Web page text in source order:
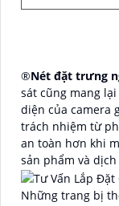
®️Nét đặt trưng
sát cũng mang
diện của camera
trách nhiệm từ
an toàn hơn khi
sản phẩm và
Những trang bị